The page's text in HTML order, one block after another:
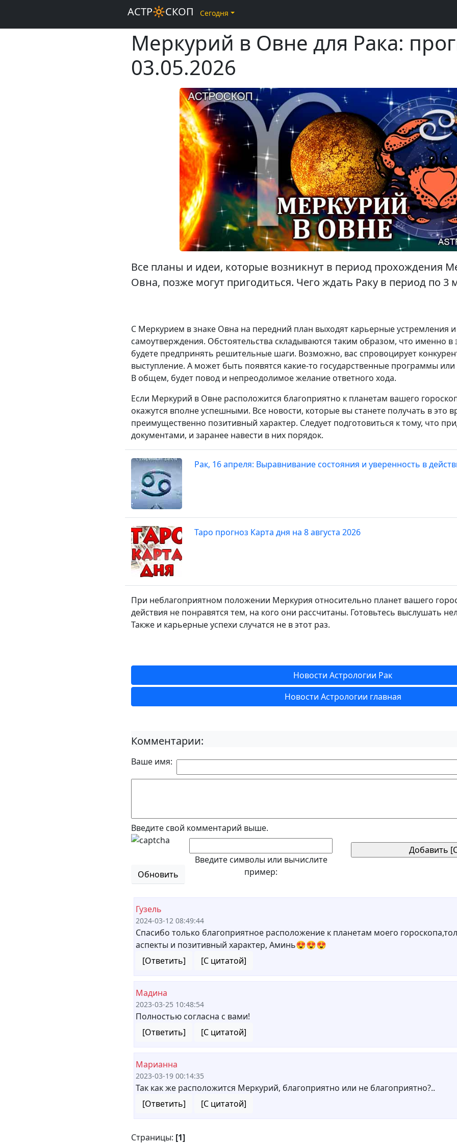
Меркурий в Овне для Рака:
03.05.2026
Все планы и идеи, которые возникнут в период прохождения
Овна, позже могут пригодиться. Чего ждать Раку в период по 3
С Меркурием в знаке Овна на передний план выходят карьерные устремления
самоутверждения. Обстоятельства складываются таким образом, что именно
будете предпринять решительные шаги. Возможно, вас спровоцирует
выступление. А может быть появятся какие-то государственные программы
В общем, будет повод и непреодолимое желание ответного хода.
Если Меркурий в Овне расположится благоприятно к планетам вашего
окажутся вполне успешными. Все новости, которые вы станете получать в это
преимущественно позитивный характер. Следует подготовиться к тому, что
документами, и заранее навести в них порядок.
Рак, 16 апреля: Выравнивание состояния и уверенность в
Таро прогноз Карта дня на 8 августа 2026
При неблагоприятном положении Меркурия относительно планет вашего
действия не понравятся тем, на кого они рассчитаны. Готовьтесь выслушать
Также и карьерные успехи случатся не в этот раз.
Новости Астрологии Рак
Новости Астрологии главная
Комментарии:
Ваше имя:
Введите свой комментарий выше.
Обновить
Введите символы или вычислите
пример:
Гузель
2024-03-12 08:49:44
Спасибо только благоприятное расположение к планетам моего
аспекты и позитивный характер, Аминь😍😍😍
[Ответить]
[С цитатой]
Мадина
2023-03-25 10:48:54
Полностью согласна с вами!
[Ответить]
[С цитатой]
Марианна
2023-03-19 00:14:35
Так как же расположится Меркурий, благоприятно или не благоприятно?..
[Ответить]
[С цитатой]
Страницы: [1]
АСТР🔆СКОП Сегодня